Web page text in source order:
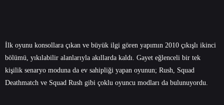
İlk oyunu konsollara çıkan ve büyük ilgi gören yapımın 2010 çıkışlı ikinci
bölümü, yıkılabilir alanlarıyla akıllarda kaldı. Gayet eğlenceli bir tek
kişilik senaryo moduna da ev sahipliği yapan oyunun; Rush, Squad
Deathmatch ve Squad Rush gibi çoklu oyuncu modları da bulunuyordu.